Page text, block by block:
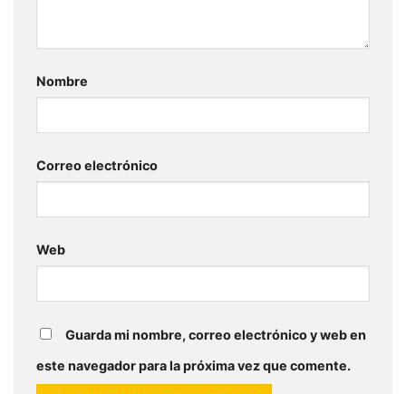
Nombre
Correo electrónico
Web
Guarda mi nombre, correo electrónico y web en
este navegador para la próxima vez que comente.